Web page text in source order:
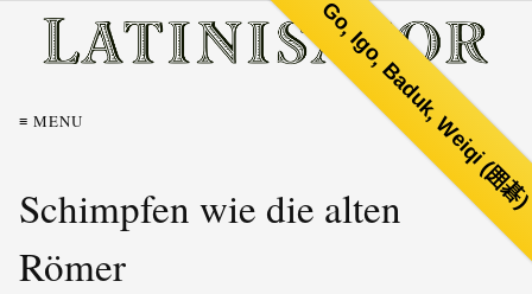
Go, Igo, Baduk, Weiqi
≡ MENU
Schimpfen wie die alten
Römer